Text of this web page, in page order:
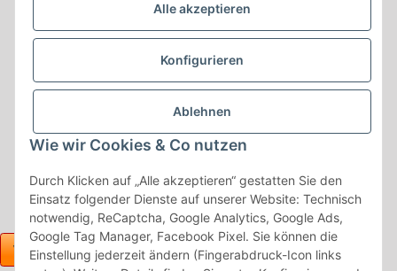
Alle akzeptieren
Konfigurieren
Ablehnen
Wie wir Cookies & Co nutzen
Durch Klicken auf „Alle akzeptieren“ gestatten Sie den
Einsatz folgender Dienste auf unserer Website: Technisch
notwendig, ReCaptcha, Google Analytics, Google Ads,
Google Tag Manager, Facebook Pixel. Sie können die
Einstellung jederzeit ändern (Fingerabdruck-Icon links
Informationen
Produkt Informationen
Shop Informationen
Gesetzliche Informationen